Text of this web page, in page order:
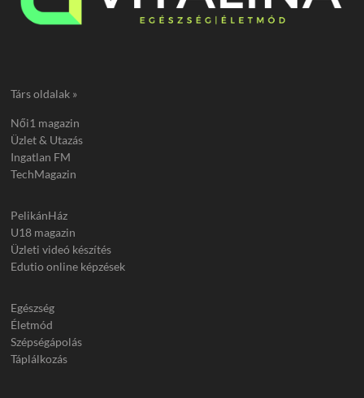
Társ oldalak »
Női1 magazin
Üzlet & Utazás
Ingatlan FM
TechMagazin
PelikánHáz
U18 magazin
Üzleti videó készítés
Edutio online képzések
Egészség
Életmód
Szépségápolás
Táplálkozás